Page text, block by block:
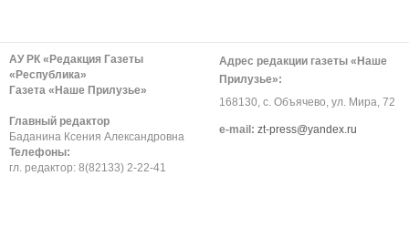
АУ РК «Редакция Газеты
«Республика»
Газета «Наше Прилузье»
Главный редактор
Баданина Ксения Александровна
Телефоны:
гл. редактор: 8(82133) 2-22-41
Адрес редакции газеты «Наше
Прилузье»:
168130, с. Объячево, ул. Мира, 72
е-mail: zt-press@yandex.ru